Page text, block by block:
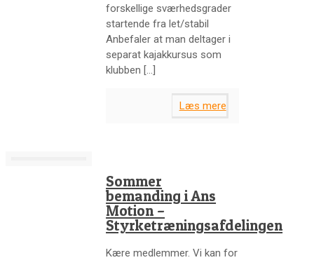
forskellige sværhedsgrader
startende fra let/stabil
Anbefaler at man deltager i
separat kajakkursus som
klubben […]
Læs mere
Sommer
bemanding i Ans
Motion –
Styrketræningsafdelingen
Kære medlemmer. Vi kan for